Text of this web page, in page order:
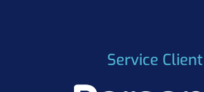
Service Client